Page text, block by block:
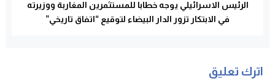
الرئيس الاسرائيلي يوجه خطابا للمستثمرين المغاربة ووزيرته
في الابتكار تزور الدار البيضاء لتوقيع “اتفاق تاريخي”
اترك تعليق